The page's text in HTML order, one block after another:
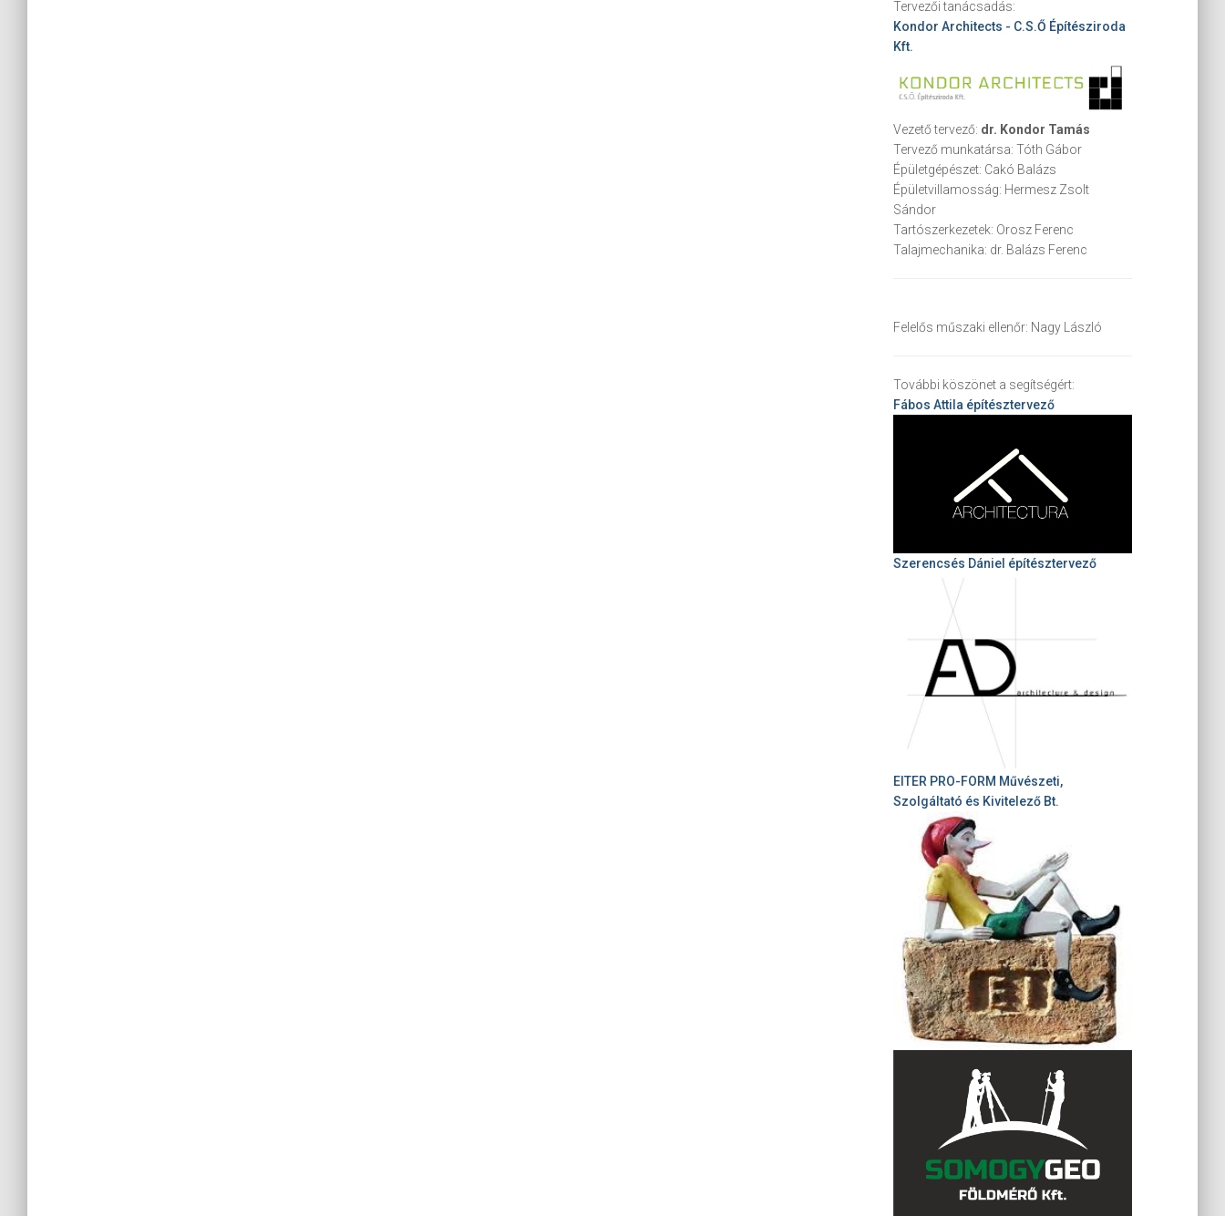
Tervezői tanácsadás:
Kondor Architects - C.S.Ő Építésziroda
Kft.
Vezető tervező: dr. Kondor Tamás
Tervező munkatársa: Tóth Gábor
Épületgépészet: Cakó Balázs
Épületvillamosság: Hermesz Zsolt
Sándor
Tartószerkezetek: Orosz Ferenc
Talajmechanika: dr. Balázs Ferenc
Felelős műszaki ellenőr: Nagy László
További köszönet a segítségért:
Fábos Attila építésztervező
Szerencsés Dániel építésztervező
EITER PRO-FORM Művészeti,
Szolgáltató és Kivitelező Bt.